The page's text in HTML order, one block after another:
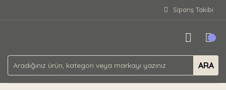
Sipariş Takibi
ARA